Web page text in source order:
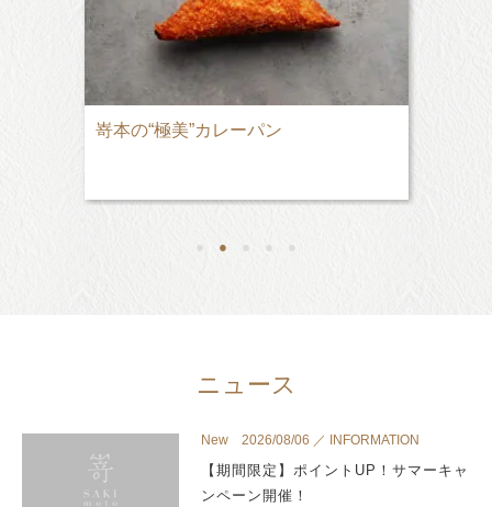
嵜本の“極美”カレーパン
● ● ● ● ●
ニュース
New 2026/08/06 ／ INFORMATION
【期間限定】ポイントUP！サマーキャ
ンペーン開催！